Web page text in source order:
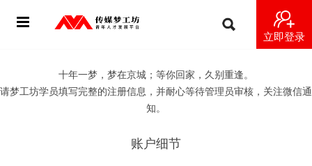
立即登录
十年一梦，梦在京城；等你回家，久别重逢。
请梦工坊学员填写完整的注册信息，并耐心等待管理员审核，关注微信通
知。
账户细节